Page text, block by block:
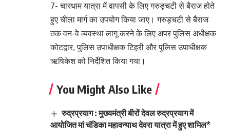
7- चारधाम यात्रा में वापसी के लिए गरुड़चटी से बैराज होते
हुए चीला मार्ग का उपयोग किया जाए। गरुड़चटी से बैराज
तक वन-वे व्यवस्था लागू करने के लिए अपर पुलिस अधीक्षक
कोटद्वार, पुलिस उपाधीक्षक टिहरी और पुलिस उपाधीक्षक
ऋषिकेश को निर्देशित किया गया।
You Might Also Like
रुद्रप्रयाग : मुख्यमंत्री बीरों देवल रुद्रप्रयाग में
आयोजित मां चंडिका महावन्याथ देवरा यात्रा में हुए शामिल*